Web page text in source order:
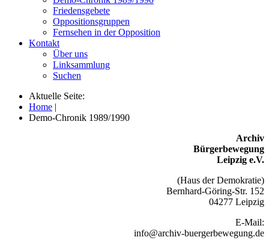
Friedensgebete
Oppositionsgruppen
Fernsehen in der Opposition
Kontakt
Über uns
Linksammlung
Suchen
Aktuelle Seite:
Home |
Demo-Chronik 1989/1990
Archiv
Bürgerbewegung
Leipzig e.V.
(Haus der Demokratie)
Bernhard-Göring-Str. 152
04277 Leipzig
E-Mail:
info@archiv-buergerbewegung.de